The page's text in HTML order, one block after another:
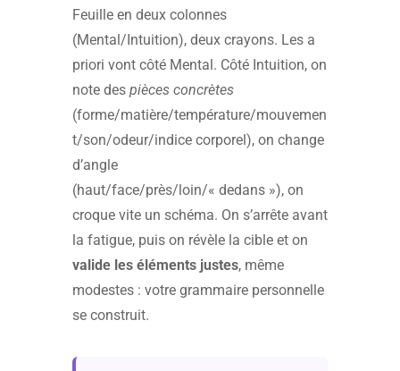
Feuille en deux colonnes
(Mental/Intuition), deux crayons. Les a
priori vont côté Mental. Côté Intuition, on
note des pièces concrètes
(forme/matière/température/mouvemen
t/son/odeur/indice corporel), on change
d’angle
(haut/face/près/loin/« dedans »), on
croque vite un schéma. On s’arrête avant
la fatigue, puis on révèle la cible et on
valide les éléments justes, même
modestes : votre grammaire personnelle
se construit.